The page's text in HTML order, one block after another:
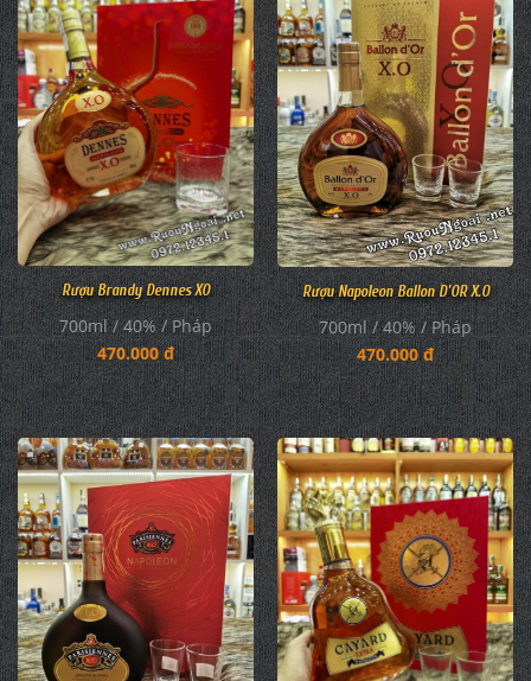
Rượu Brandy Dennes XO
700ml / 40% / Pháp
470.000 đ
Rượu Napoleon Ballon D'OR X.O
700ml / 40% / Pháp
470.000 đ